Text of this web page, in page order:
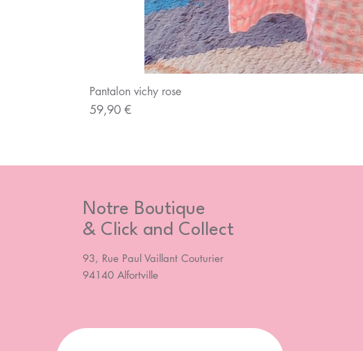
Pantalon vichy rose
Prix
59,90 €
Notre Boutique
& Click and Collect
93, Rue Paul Vaillant Couturier
94140 Alfortville